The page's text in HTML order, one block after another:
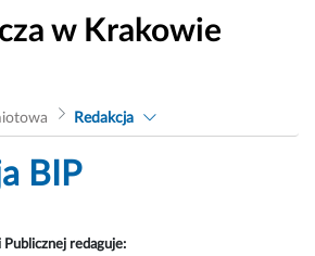
w Krakowie
Redakcja
BIP
redaguje: